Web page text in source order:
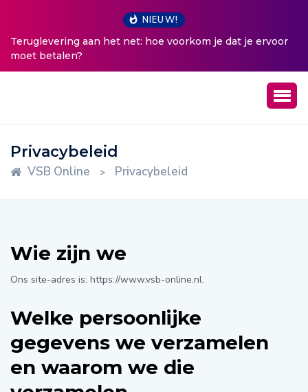
NIEUW!
het net: hoe voorkom je dat je ervoor
5 tips tegen pluizig
Privacybeleid
VSB Online > Privacybeleid
Wie zijn we
Ons site-adres is: https://www.vsb-online.nl.
Welke persoonlijke
gegevens we verzamelen
en waarom we die